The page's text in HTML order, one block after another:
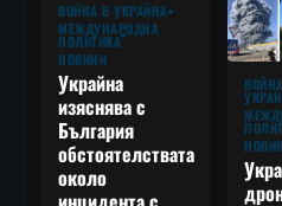
ВОЙНА В УКРАЙНА
МЕЖДУНАРОДНА
ПОЛИТИКА
НОВИНИ
Украйна
изяснява с
България
обстоятелствата
около